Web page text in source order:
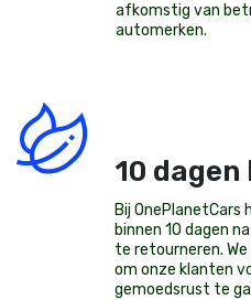
afkomstig van
automerken.
10
Bij OnePlanetCars
binnen 10 dagen
te retourneren.
om onze klanten
gemoedsrust te